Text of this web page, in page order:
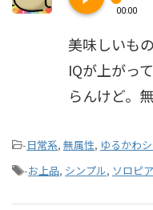
00:00
美味しいも
IQが上がっ
らんけど。
-日常系, 無属性, ゆるかわ
-お上品, シンプル, ソロピ